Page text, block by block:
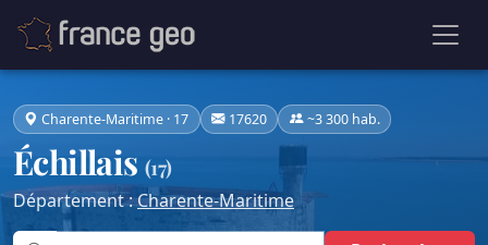
Charente-Maritime · 17 17620 ~3 300 hab.
Échillais (17)
Département :Charente-Maritime